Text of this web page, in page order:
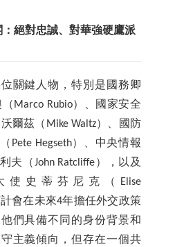
絕對忠誠、對華強硬鷹派
關鍵人物，特別是國務卿
Marco Rubio）、國家安全
爾茲（Mike Waltz）、國防
Pete Hegseth）、中央情報
夫（John Ratcliffe），以及
使史蒂芬尼克（Elise
會在未來4年擔任外交政策
們具備不同的身份背景和
主義傾向，但存在一個共